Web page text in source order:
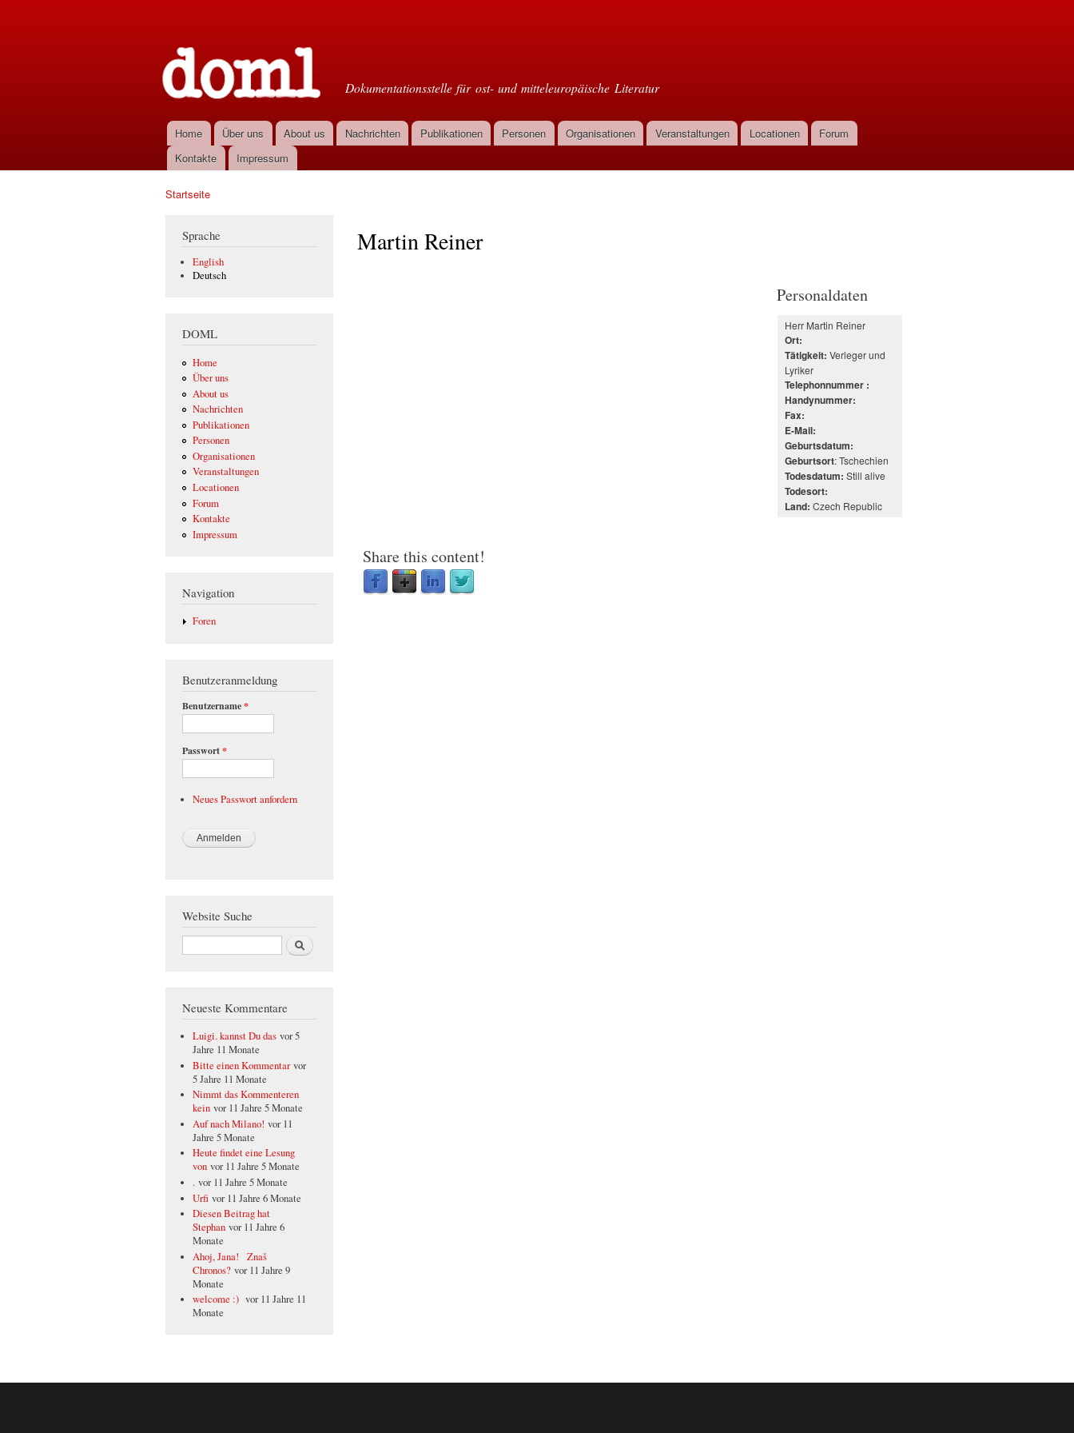
Dokumentationsstelle für ost- und mitteleuropäische Literatur
Hauptmenü
Home Über uns About us Nachrichten Publikationen Personen Organisationen Veranstaltungen Locationen
Forum
Kontakte
Impressum
Startseite
Sprache
English
Deutsch
DOML
Home
Über uns
About us
Nachrichten
Publikationen
Personen
Organisationen
Veranstaltungen
Locationen
Forum
Kontakte
Impressum
Navigation
Foren
Benutzeranmeldung
Benutzername*
Passwort*
Neues Passwort anfordern
Website Suche
Suche
Neueste Kommentare
Luigi. kannst Du das vor 5
Jahre 11 Monate
Bitte einen Kommentar vor
5 Jahre 11 Monate
Nimmt das Kommenteren
kein vor 11 Jahre 5 Monate
Auf nach Milano! vor 11
Jahre 5 Monate
Heute findet eine Lesung
von vor 11 Jahre 5 Monate
. vor 11 Jahre 5 Monate
Urfi vor 11 Jahre 6 Monate
Diesen Beitrag hat
Stephan vor 11 Jahre 6
Monate
Ahoj, Jana! Znaš
Chronos? vor 11 Jahre 9
Monate
welcome :) vor 11 Jahre 11
Monate
Martin Reiner
Personaldaten
Herr Martin Reiner
Ort:
Tätigkeit: Verleger und
Lyriker
Telephonnummer :
Handynummer:
Fax:
E-Mail:
Geburtsdatum:
Geburtsort: Tschechien
Todesdatum: Still alive
Todesort:
Land: Czech Republic
Share this content!